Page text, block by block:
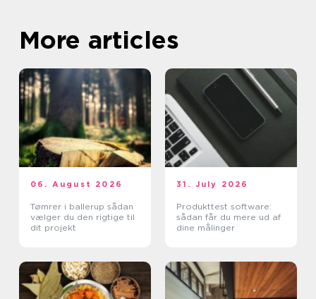
More articles
06. August 2026
Tømrer i ballerup sådan
vælger du den rigtige til
dit projekt
31. July 2026
Produkttest software:
sådan får du mere ud af
dine målinger